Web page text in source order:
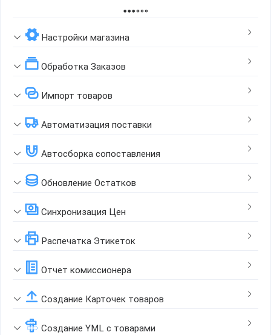
Настройки магазина
Обработка Заказов
Импорт товаров
Автоматизация поставки
Автосборка сопоставления
Обновление Остатков
Синхронизация Цен
Распечатка Этикеток
Отчет комиссионера
Создание Карточек товаров
Создание YML с товарами